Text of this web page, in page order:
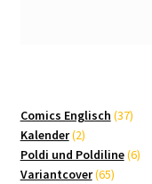
Comics Englisch 3737
Kalender 22
Produkte
Poldi und Poldiline 66
Variantcover 6565